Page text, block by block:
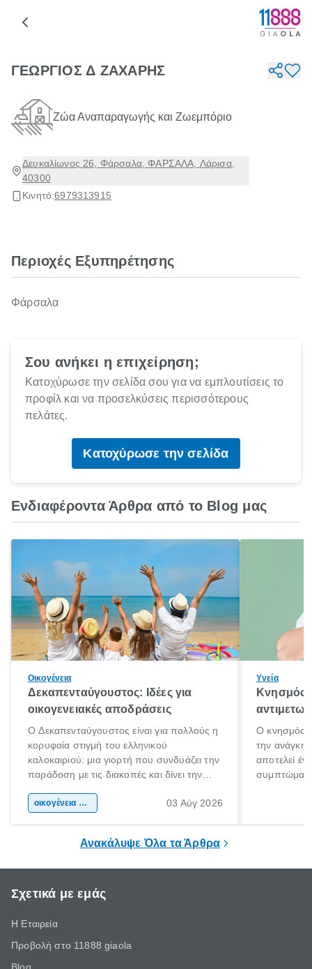
ΓΕΩΡΓΙΟΣ Δ ΖΑΧΑΡΗΣ
Ζώα Αναπαραγωγής και Ζωεμπόριο
Δευκαλίωνος 26, Φάρσαλα, ΦΑΡΣΑΛΑ, Λάρισα,
40300
Κινητό:6979313915
Περιοχές Εξυπηρέτησης
Φάρσαλα
Σου ανήκει η επιχείρηση;
Κατοχύρωσε την σελίδα σου για να εμπλουτίσεις το
προφίλ και να προσελκύσεις περισσότερους
πελάτες.
Κατοχύρωσε την σελίδα
Ενδιαφέροντα Άρθρα από το Blog μας
Οικογένεια
Δεκαπενταύγουστος: Ιδέες για
οικογενειακές αποδράσεις
Ο Δεκαπενταύγουστος είναι για πολλούς η
κορυφαία στιγμή του ελληνικού
καλοκαιριού: μια γιορτή που συνδυάζει την
παράδοση με τις διακοπές και δίνει την
χώρας. Είτε πρόκειται για λίγες μέρες
οικογένεια & παιδί 03 Αύγ 2026
Υγεία
Κνησμός:
Ο κνησμός
την ανάγκη
αποτελεί
Ανακάλυψε Όλα τα Άρθρα
Σχετικά με εμάς
Η Εταιρεία
Προβολή στο 11888 giaola